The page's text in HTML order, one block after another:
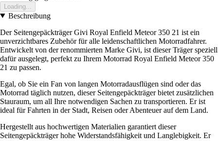
Loading...
Beschreibung
Der Seitengepäckträger Givi Royal Enfield Meteor 350 21 ist ein
unverzichtbares Zubehör für alle leidenschaftlichen Motorradfahrer.
Entwickelt von der renommierten Marke Givi, ist dieser Träger speziell
dafür ausgelegt, perfekt zu Ihrem Motorrad Royal Enfield Meteor 350
21 zu passen.
Egal, ob Sie ein Fan von langen Motorradausflügen sind oder das
Motorrad täglich nutzen, dieser Seitengepäckträger bietet zusätzlichen
Stauraum, um all Ihre notwendigen Sachen zu transportieren. Er ist
ideal für Fahrten in der Stadt, Reisen oder Abenteuer auf dem Land.
Hergestellt aus hochwertigen Materialien garantiert dieser
Seitengepäckträger hohe Widerstandsfähigkeit und Langlebigkeit. Er